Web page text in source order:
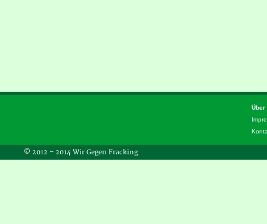
Über
© 2012 – 2014 Wir Gegen Fracking